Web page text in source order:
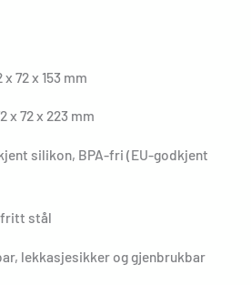
72 x 153 mm
x 72 x 223 mm
silikon, BPA-fri (EU-godkjent
stål
lekkasjesikker og gjenbrukbar